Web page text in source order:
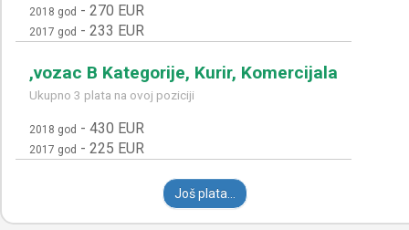
2018 god - 270 EUR
2017 god - 233 EUR
,vozac B Kategorije, Kurir, Komercijala
Ukupno 3 plata na ovoj poziciji
2018 god - 430 EUR
2017 god - 225 EUR
Još plata...